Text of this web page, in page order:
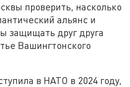
проверить, насколько
альянс и
защищать друг друга
Вашингтонского
в НАТО в 2024 году,